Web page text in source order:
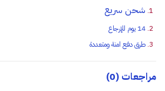
شحن سريع
14 يوم للإرجاع
طرق دفع امنة ومتعددة
مراجعات (0)